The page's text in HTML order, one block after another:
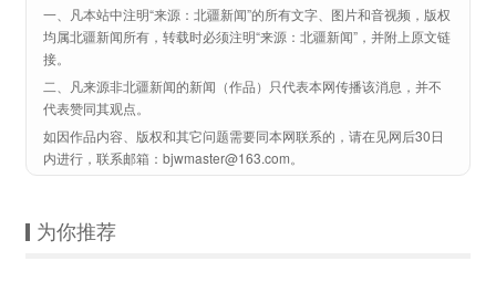
一、凡本站中注明“来源：北疆新闻”的所有文字、图片和音视频，版权
均属北疆新闻所有，转载时必须注明“来源：北疆新闻”，并附上原文链
接。
二、凡来源非北疆新闻的新闻（作品）只代表本网传播该消息，并不
代表赞同其观点。
如因作品内容、版权和其它问题需要同本网联系的，请在见网后30日
内进行，联系邮箱：bjwmaster@163.com。
为你推荐